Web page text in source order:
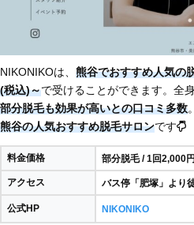
NIKONIKOは、 熊谷でおすすめ人気の
(税込)～で受けることができます。全
部分脱毛も効果が高いとの口コミ多数
熊谷の人気おすすめ脱毛サロンです
料金価格 部分脱毛 / 1回2,000
アクセス バス停「肥塚」より
公式HP NIKONIKO